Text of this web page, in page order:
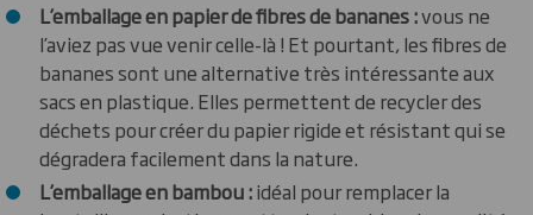
L’emballage en papier de fibres de bananes :vous ne
l’aviez pas vue venir celle-là ! Et pourtant, les fibres de
bananes sont une alternative très intéressante aux
sacs en plastique. Elles permettent de recycler des
déchets pour créer du papier rigide et résistant qui se
dégradera facilement dans la nature.
L’emballage en bambou :idéal pour remplacer la